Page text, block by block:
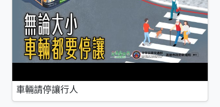
車輛請停讓行人